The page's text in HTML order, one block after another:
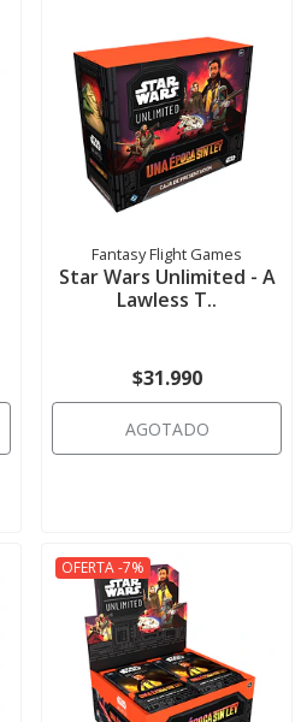
Fantasy Flight Games
Star Wars Unlimited - A
Lawless T..
$31.990
AGOTADO
OFERTA -7%